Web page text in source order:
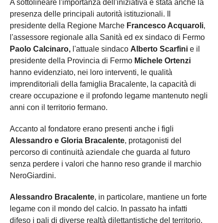
A sottolineare l'importanza dell'iniziativa è stata anche la
presenza delle principali autorità istituzionali. Il
presidente della Regione Marche Francesco Acquaroli,
l'assessore regionale alla Sanità ed ex sindaco di Fermo
Paolo Calcinaro, l'attuale sindaco Alberto Scarfini e il
presidente della Provincia di Fermo Michele Ortenzi
hanno evidenziato, nei loro interventi, le qualità
imprenditoriali della famiglia Bracalente, la capacità di
creare occupazione e il profondo legame mantenuto negli
anni con il territorio fermano.
Accanto al fondatore erano presenti anche i figli
Alessandro e Gloria Bracalente, protagonisti del
percorso di continuità aziendale che guarda al futuro
senza perdere i valori che hanno reso grande il marchio
NeroGiardini.
Alessandro Bracalente, in particolare, mantiene un forte
legame con il mondo del calcio. In passato ha infatti
difeso i pali di diverse realtà dilettantistiche del territorio,